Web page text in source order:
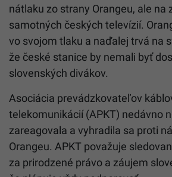
nátlaku zo strany Orangeu, ale na
samotných českých televízií.
vo svojom tlaku a naďalej trvá na
že české stanice by nemali byť
slovenských divákov.
Asociácia prevádzkovateľov
telekomunikácií (APKT) nedávno
zareagovala a vyhradila sa proti
Orangeu. APKT považuje
za prirodzené právo a záujem